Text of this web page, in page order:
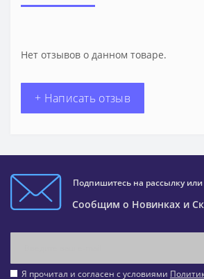
Нет отзывов о данном товаре.
+ Написать отзыв
Подпишитесь на рассылку или
Сообщим о Новинках и
Я прочитал и согласен с условиями